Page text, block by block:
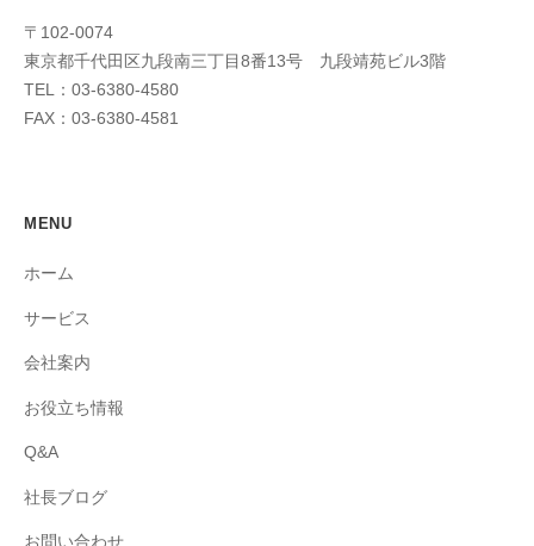
〒102-0074
東京都千代田区九段南三丁目8番13号 九段靖苑ビル3階
TEL：03-6380-4580
FAX：03-6380-4581
MENU
ホーム
サービス
会社案内
お役立ち情報
Q&A
社長ブログ
お問い合わせ